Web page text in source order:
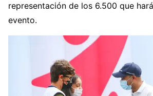
representación de los 6.500 que
evento.